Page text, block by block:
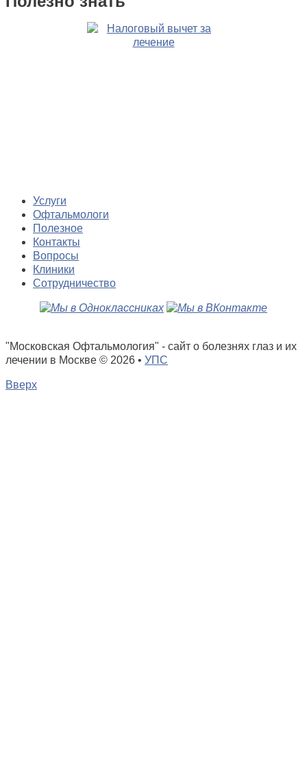
Услуги
Офтальмологи
Полезное
Контакты
Вопросы
Клиники
Сотрудничество
"Московская Офтальмология" - сайт о болезнях глаз и их
лечении в Москве © 2026 • УПС
Вверх